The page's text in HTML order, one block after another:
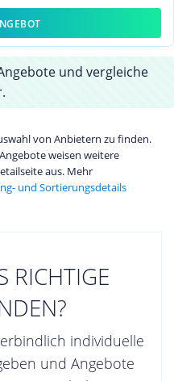
und vergleiche
von Anbietern zu finden.
weisen weitere
aus. Mehr
und Sortierungsdetails
RICHTIGE
individuelle
und Angebote